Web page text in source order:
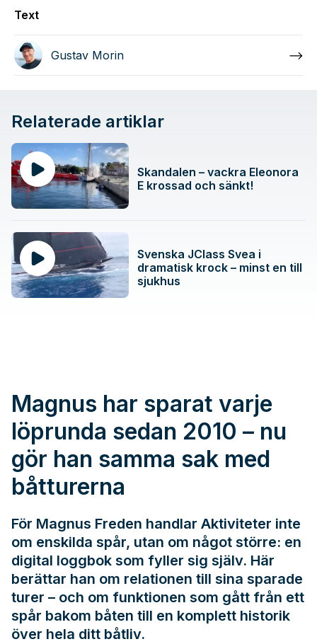
Text
Gustav Morin
Relaterade artiklar
Skandalen – vackra Eleonora
E krossad och sänkt!
Svenska JClass Svea i
dramatisk krock – minst en till
sjukhus
Magnus har sparat varje
löprunda sedan 2010 – nu
gör han samma sak med
båtturerna
För Magnus Freden handlar Aktiviteter inte
om enskilda spår, utan om något större: en
digital loggbok som fyller sig själv. Här
berättar han om relationen till sina sparade
turer – och om funktionen som gått från ett
spår bakom båten till en komplett historik
över hela ditt båtliv.